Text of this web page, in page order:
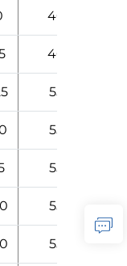
400
400
550
550
550
550
550